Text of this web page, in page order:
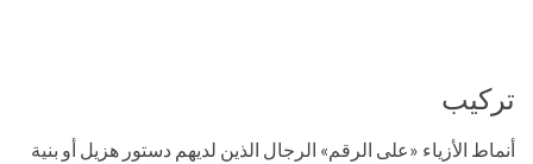
تركيب
أنماط الأزياء «على الرقم» الرجال الذين لديهم دستور هزيل أو بنية